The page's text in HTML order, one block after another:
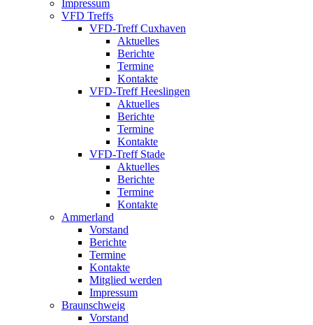
Impressum
VFD Treffs
VFD-Treff Cuxhaven
Aktuelles
Berichte
Termine
Kontakte
VFD-Treff Heeslingen
Aktuelles
Berichte
Termine
Kontakte
VFD-Treff Stade
Aktuelles
Berichte
Termine
Kontakte
Ammerland
Vorstand
Berichte
Termine
Kontakte
Mitglied werden
Impressum
Braunschweig
Vorstand